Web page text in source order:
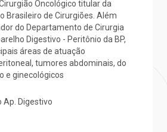
mais
965
Oncológico titular da
Brasileiro de Cirurgiões. Além
do Departamento de Cirurgia
Digestivo - Peritônio da BP,
áreas de atuação
tumores abdominais, do
e ginecológicos
Ap. Digestivo